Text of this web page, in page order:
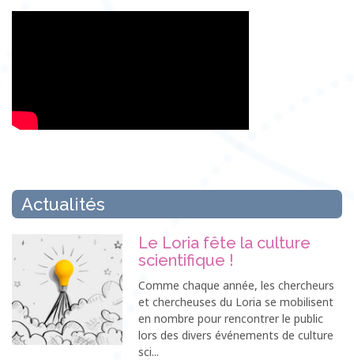
Actualités
Le Loria fête la culture
scientifique !
Comme chaque année, les chercheurs
et chercheuses du Loria se mobilisent
en nombre pour rencontrer le public
lors des divers événements de culture
sci...